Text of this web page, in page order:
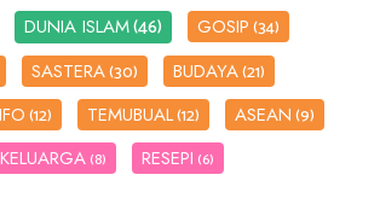
DUNIA ISLAM(46) GOSIP(34)
SASTERA(30) BUDAYA(21)
(12) TEMUBUAL(12) ASEAN(9)
KELUARGA (8) RESEPI (6)